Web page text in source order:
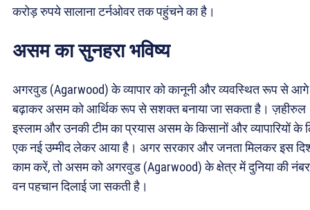
करोड़ रुपये सालाना टर्नओवर तक पहुंचने का है।
असम का सुनहरा भविष्य
अगरवुड (Agarwood) के व्यापार को कानूनी और व्यवस्थित रूप से आगे
बढ़ाकर असम को आर्थिक रूप से सशक्त बनाया जा सकता है। ज़हीरुल
इस्लाम और उनकी टीम का प्रयास असम के किसानों और व्यापारियों के
एक नई उम्मीद लेकर आया है। अगर सरकार और जनता मिलकर इस
काम करें, तो असम को अगरवुड (Agarwood) के क्षेत्र में दुनिया की नंबर
वन पहचान दिलाई जा सकती है।